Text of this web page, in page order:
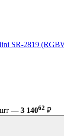
SR-2819
шт — 3 14062 ₽